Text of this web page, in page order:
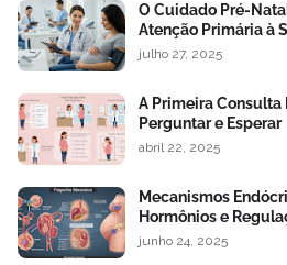
O Cuidado Pré-
Atenção Primária à
julho 27, 2025
A Primeira Consulta
Perguntar e Esperar
abril 22, 2025
Mecanismos
Hormônios e
junho 24, 2025